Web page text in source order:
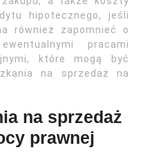
hipotecznego, jeśli
również zapomnieć o
pracami
które mogą być
na sprzedaż na
na sprzedaż
prawnej